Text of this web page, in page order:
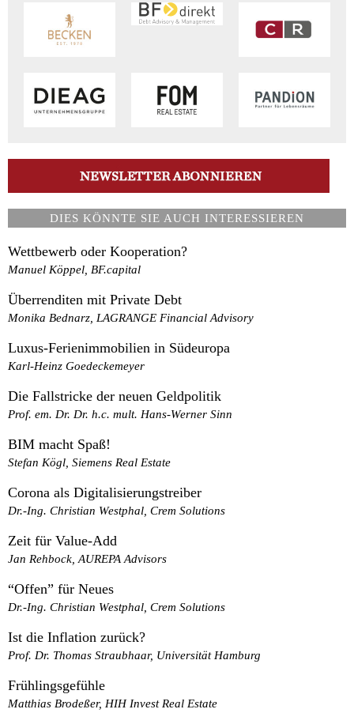
DIES KÖNNTE SIE AUCH INTERESSIEREN
Wettbewerb oder Kooperation?
Manuel Köppel, BF.capital
Überrenditen mit Private Debt
Monika Bednarz, LAGRANGE Financial Advisory
Luxus-Ferienimmobilien in Südeuropa
Karl-Heinz Goedeckemeyer
Die Fallstricke der neuen Geldpolitik
Prof. em. Dr. Dr. h.c. mult. Hans-Werner Sinn
BIM macht Spaß!
Stefan Kögl, Siemens Real Estate
Corona als Digitalisierungstreiber
Dr.-Ing. Christian Westphal, Crem Solutions
Zeit für Value-Add
Jan Rehbock, AUREPA Advisors
“Offen” für Neues
Dr.-Ing. Christian Westphal, Crem Solutions
Ist die Inflation zurück?
Prof. Dr. Thomas Straubhaar, Universität Hamburg
Frühlingsgefühle
Matthias Brodeßer, HIH Invest Real Estate